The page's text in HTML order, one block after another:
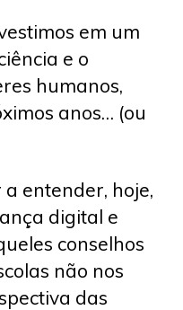
em um
e o
humanos,
anos… (ou
entender, hoje,
digital e
conselhos
não nos
das